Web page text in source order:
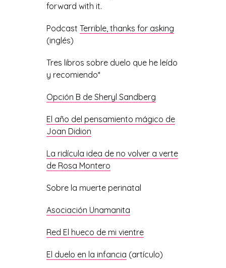
forward with it.
Podcast Terrible, thanks for asking
(inglés)
Tres libros sobre duelo que he leído
y recomiendo*
Opción B de Sheryl Sandberg
El año del pensamiento mágico de
Joan Didion
La ridícula idea de no volver a verte
de Rosa Montero
Sobre la muerte perinatal
Asociación Unamanita
Red El hueco de mi vientre
El duelo en la infancia (artículo)